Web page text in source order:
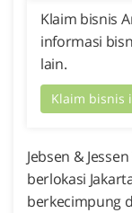
Klaim bisnis
informasi
lain.
Klaim bisnis
Jebsen &
berlokasi
berkecimpung